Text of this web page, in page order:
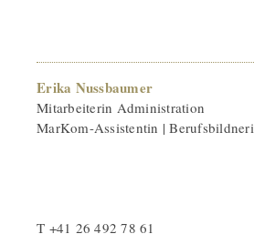
Erika Nussbaumer
Mitarbeiterin Administration
MarKom-Assistentin |
T +41 26 492 78 61